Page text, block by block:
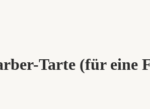
Tarte (für eine